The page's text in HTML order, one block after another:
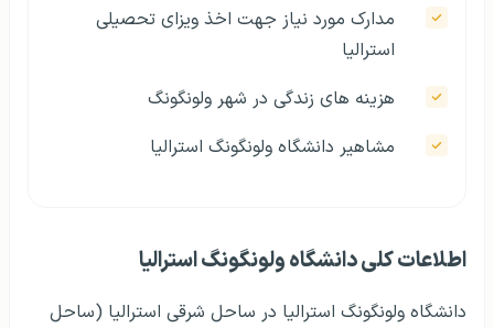
مدارک مورد نیاز جهت اخذ ویزای تحصیلی
استرالیا
هزينه های زندگی در شهر ولونگونگ
مشاهير دانشگاه ولونگونگ استرالیا
اطلاعات کلی دانشگاه ولونگونگ استرالیا
دانشگاه ولونگونگ استرالیا در ساحل شرقی استرالیا (ساحل